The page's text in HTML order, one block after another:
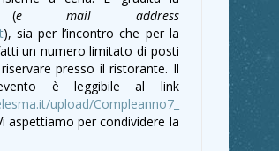
(e mail address
), sia per l’incontro che per la
un numero limitato di posti
presso il ristorante. Il
è leggibile al link
upload/Compleanno7_
aspettiamo per condividere la